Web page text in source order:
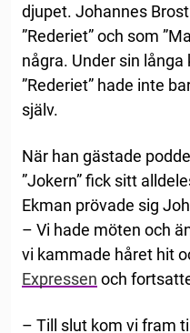
djupet. Johannes
”Rederiet” och som
några. Under sin
”Rederiet” hade inte
själv.
När han gästade
”Jokern” fick sitt
Ekman prövade sig
– Vi hade möten och
vi kammade håret hit
Expressen och
– Till slut kom vi fram